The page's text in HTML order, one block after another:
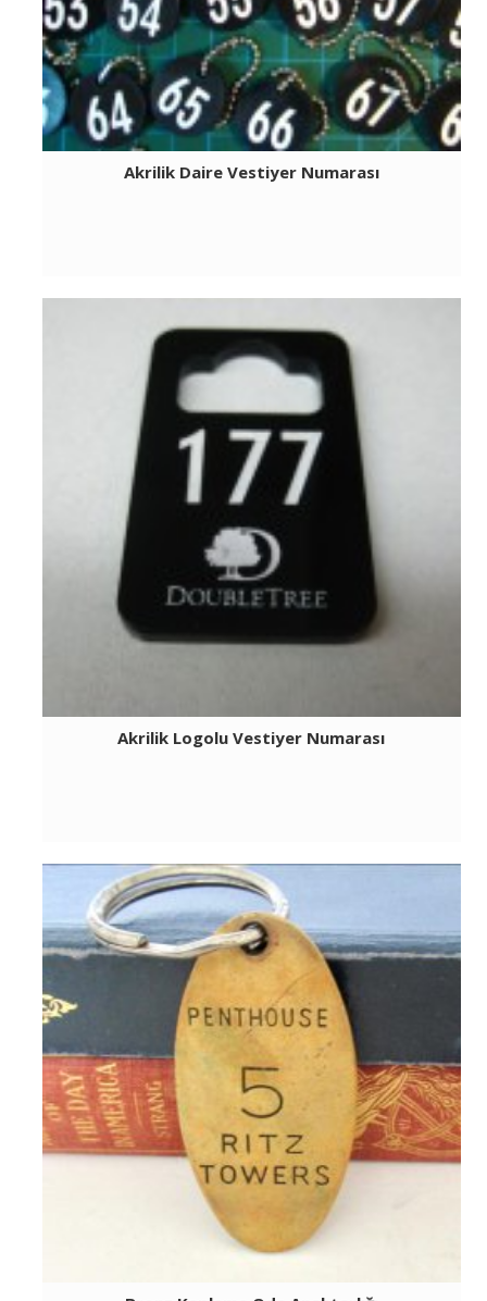
Akrilik Daire Vestiyer Numarası
Akrilik Logolu Vestiyer Numarası